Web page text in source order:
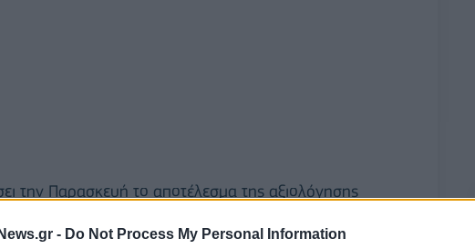
- Do Not Process My Personal Information
την Παρασκευή το αποτέλεσμα της αξιολόγησης